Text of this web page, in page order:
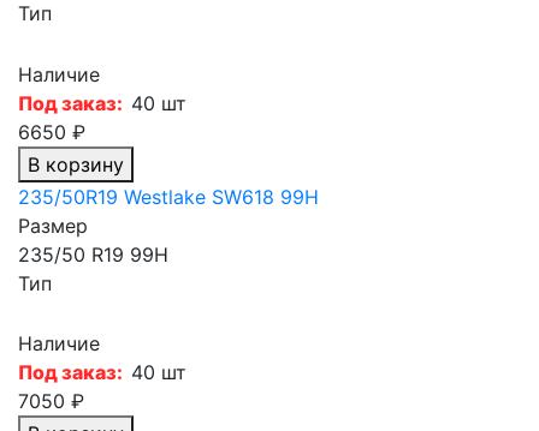
Тип
Наличие
Под заказ: 40 шт
6650 ₽
В корзину
235/50R19 Westlake SW618 99H
Размер
235/50 R19 99H
Тип
Наличие
Под заказ: 40 шт
7050 ₽